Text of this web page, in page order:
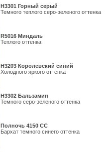
Н3301 Горный серый
Темного теплого серо-зеленого оттенка
R5016 Миндаль
Теплого оттенка
Н3203 Королевский синий
Холодного яркого оттенка
Н3302 Бальзамин
Темного серо-зеленого оттенка
Полночь 4150 СС
Бархат темного синего оттенка